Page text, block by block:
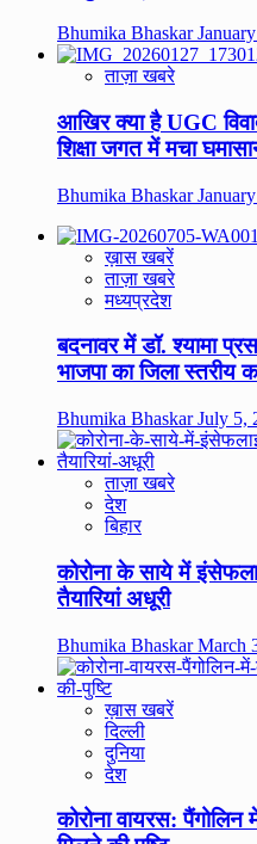
Bhumika Bhaskar
ताज़ा खबरे
आखिर क्या है UGC
शिक्षा जगत में मचा
Bhumika Bhaskar
ख़ास खबरें
ताज़ा खबरे
मध्यप्रदेश
बदनावर में डॉ. श्यामा
भाजपा का जिला स्तरीय
Bhumika BhaskarJuly 5,
ताज़ा खबरे
देश
बिहार
कोरोना के साये में
तैयारियां अधूरी
Bhumika BhaskarMarch
ख़ास खबरें
दिल्ली
दुनिया
देश
कोरोना वायरस: